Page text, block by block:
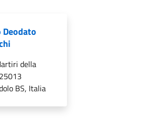
Deodato
della
BS, Italia